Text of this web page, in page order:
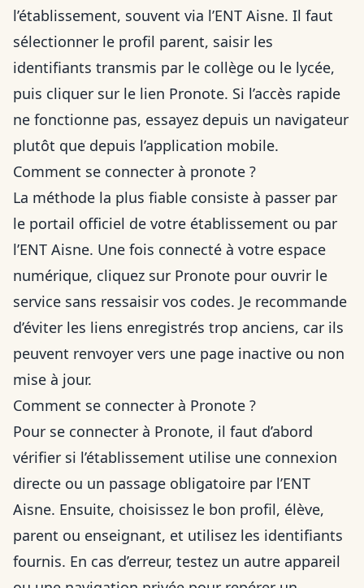
l’établissement, souvent via l’ENT Aisne. Il faut
sélectionner le profil parent, saisir les
identifiants transmis par le collège ou le lycée,
puis cliquer sur le lien Pronote. Si l’accès rapide
ne fonctionne pas, essayez depuis un navigateur
plutôt que depuis l’application mobile.
Comment se connecter à pronote ?
La méthode la plus fiable consiste à passer par
le portail officiel de votre établissement ou par
l’ENT Aisne. Une fois connecté à votre espace
numérique, cliquez sur Pronote pour ouvrir le
service sans ressaisir vos codes. Je recommande
d’éviter les liens enregistrés trop anciens, car ils
peuvent renvoyer vers une page inactive ou non
mise à jour.
Comment se connecter à Pronote ?
Pour se connecter à Pronote, il faut d’abord
vérifier si l’établissement utilise une connexion
directe ou un passage obligatoire par l’ENT
Aisne. Ensuite, choisissez le bon profil, élève,
parent ou enseignant, et utilisez les identifiants
fournis. En cas d’erreur, testez un autre appareil